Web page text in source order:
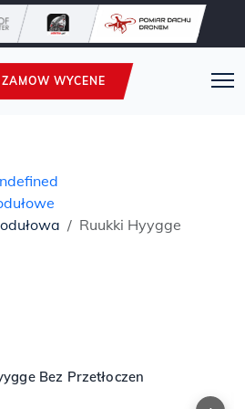
ZAMOW WYCENE
Ruukki Hyygge
Bez Przetłoczen